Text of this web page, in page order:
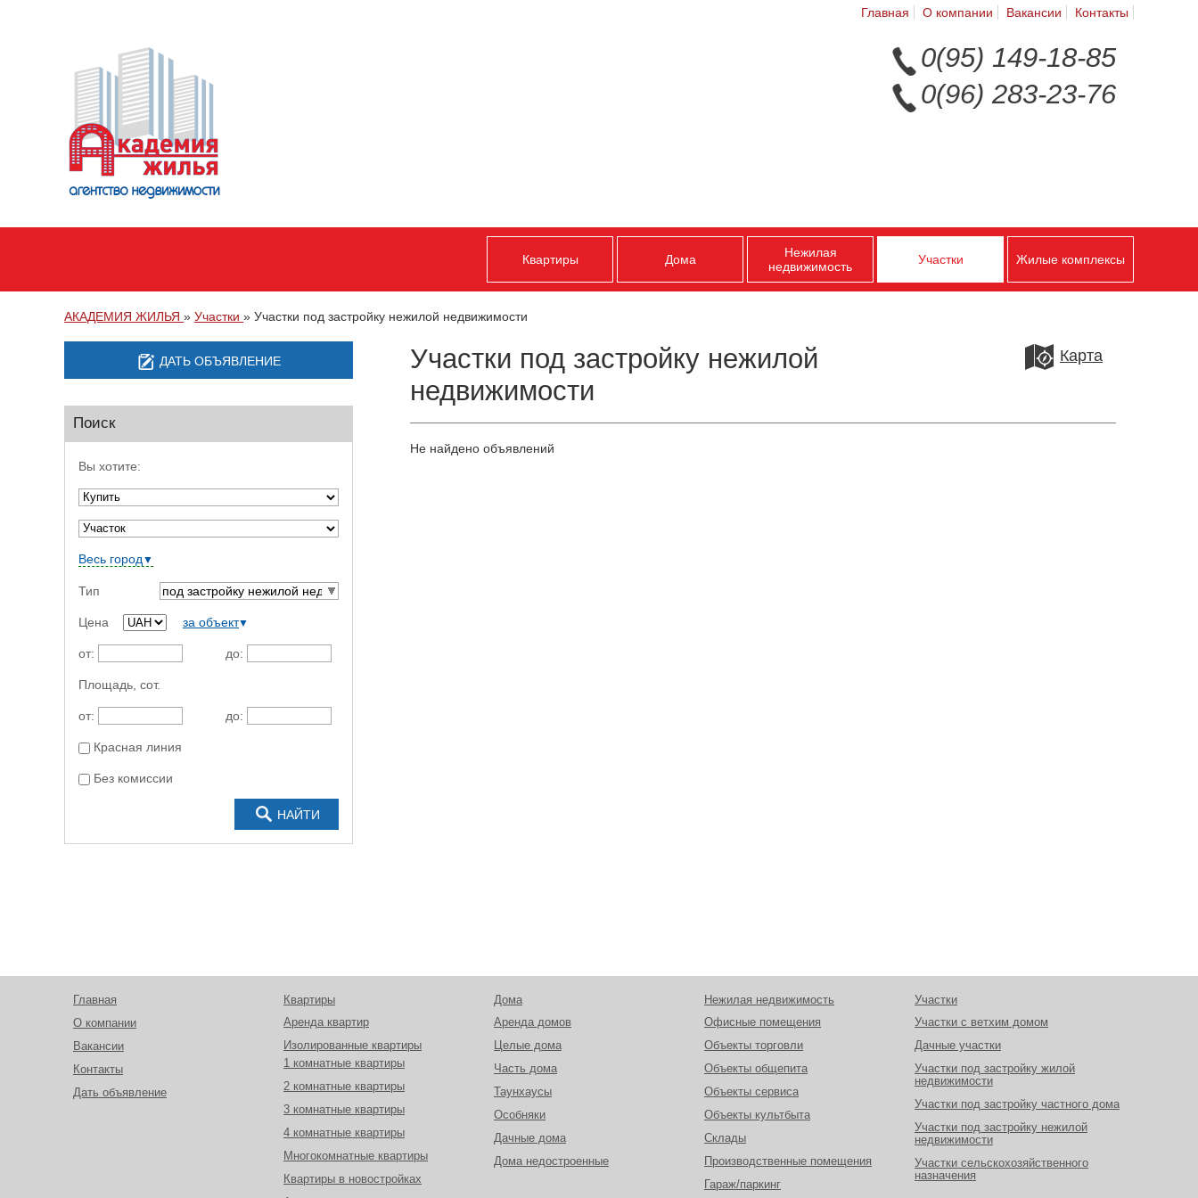
Главная О компании Вакансии Контакты
0(95) 149-18-85
0(96) 283-23-76
Квартиры Дома
Нежилая
недвижимость
Участки Жилые комплексы
АКАДЕМИЯ ЖИЛЬЯ » Участки » Участки под застройку нежилой недвижимости
ДАТЬ ОБЪЯВЛЕНИЕ
Поиск
Вы хотите:
Весь город ▼
Тип под застройку нежилой недвижимости
Цена за объект▼
от: до:
Площадь, сот.
от: до:
Красная линия
Без комиссии
НАЙТИ
Участки под застройку нежилой
недвижимости
Карта
Не найдено объявлений
Главная
О компании
Вакансии
Контакты
Дать объявление
Квартиры
Аренда квартир
Изолированные квартиры
1 комнатные квартиры
2 комнатные квартиры
3 комнатные квартиры
4 комнатные квартиры
Многокомнатные квартиры
Квартиры в новостройках
Дома
Аренда домов
Целые дома
Часть дома
Таунхаусы
Особняки
Дачные дома
Дома недостроенные
Нежилая недвижимость
Офисные помещения
Объекты торговли
Объекты общепита
Объекты сервиса
Объекты культбыта
Склады
Производственные помещения
Гараж/паркинг
Участки
Участки с ветхим домом
Дачные участки
Участки под застройку жилой
недвижимости
Участки под застройку частного дома
Участки под застройку нежилой
недвижимости
Участки сельскохозяйственного
назначения